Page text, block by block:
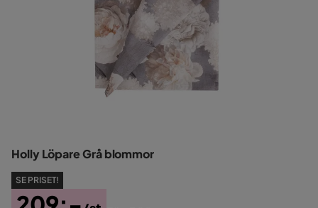
Holly Löpare Grå blommor
SE PRISET!